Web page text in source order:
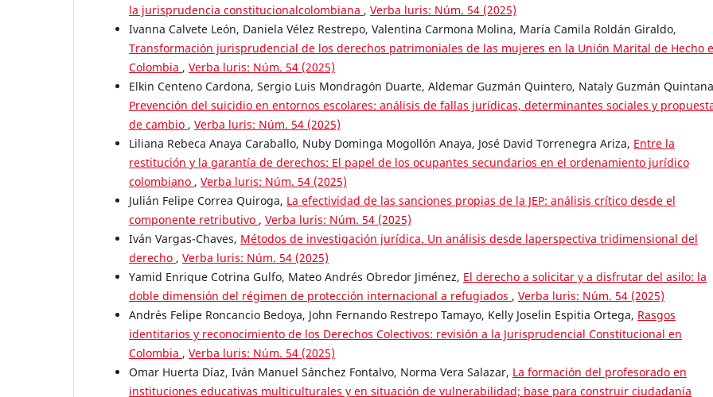
la jurisprudencia constitucionalcolombiana , Verba luris: Núm. 54 (2025)
Ivanna Calvete León, Daniela Vélez Restrepo, Valentina Carmona Molina, María Camila Roldán Giraldo,
Transformación jurisprudencial de los derechos patrimoniales de las mujeres en la Unión Marital de Hecho
Colombia , Verba luris: Núm. 54 (2025)
Elkin Centeno Cardona, Sergio Luis Mondragón Duarte, Aldemar Guzmán Quintero, Nataly Guzmán
Prevención del suicidio en entornos escolares: análisis de fallas jurídicas, determinantes sociales y
de cambio , Verba luris: Núm. 54 (2025)
Liliana Rebeca Anaya Caraballo, Nuby Dominga Mogollón Anaya, José David Torrenegra Ariza, Entre la
restitución y la garantía de derechos: El papel de los ocupantes secundarios en el ordenamiento jurídico
colombiano , Verba luris: Núm. 54 (2025)
Julián Felipe Correa Quiroga, La efectividad de las sanciones propias de la JEP: análisis crítico desde el
componente retributivo , Verba luris: Núm. 54 (2025)
Iván Vargas-Chaves, Métodos de investigación jurídica. Un análisis desde laperspectiva tridimensional del
derecho , Verba luris: Núm. 54 (2025)
Yamid Enrique Cotrina Gulfo, Mateo Andrés Obredor Jiménez, El derecho a solicitar y a disfrutar del asilo: la
doble dimensión del régimen de protección internacional a refugiados , Verba luris: Núm. 54 (2025)
Andrés Felipe Roncancio Bedoya, John Fernando Restrepo Tamayo, Kelly Joselin Espitia Ortega, Rasgos
identitarios y reconocimiento de los Derechos Colectivos: revisión a la Jurisprudencial Constitucional en
Colombia , Verba luris: Núm. 54 (2025)
Omar Huerta Díaz, Iván Manuel Sánchez Fontalvo, Norma Vera Salazar, La formación del profesorado en
instituciones educativas multiculturales y en situación de vulnerabilidad; base para construir ciudadanía